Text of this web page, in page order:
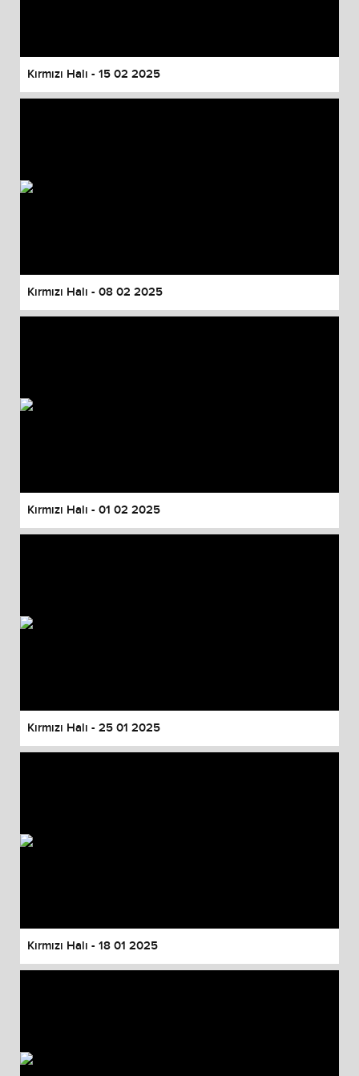
Kırmızı Halı - 15 02 2025
Kırmızı Halı - 08 02 2025
Kırmızı Halı - 01 02 2025
Kırmızı Halı - 25 01 2025
Kırmızı Halı - 18 01 2025